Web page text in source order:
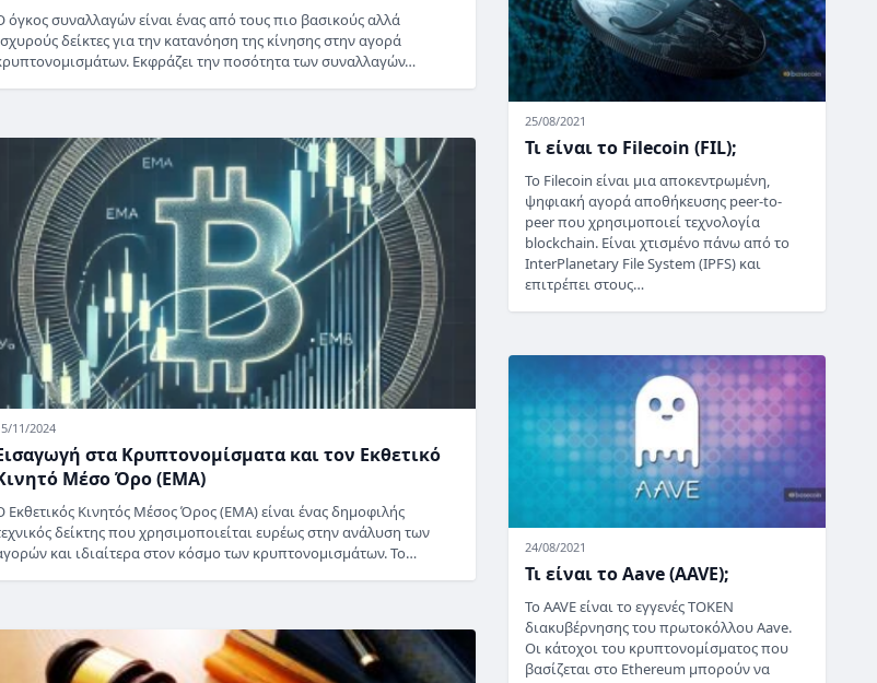
όγκος συναλλαγών είναι ένας από τους πιο βασικούς αλλά
δείκτες για την κατανόηση της κίνησης στην αγορά
Εκφράζει την ποσότητα των συναλλαγών…
11/2024
στα Κρυπτονομίσματα και τον Εκθετικό
Μέσο Όρο (EMA)
Εκθετικός Κινητός Μέσος Όρος (EMA) είναι ένας δημοφιλής
δείκτης που χρησιμοποιείται ευρέως στην ανάλυση των
και ιδιαίτερα στον κόσμο των κρυπτονομισμάτων. Το…
25/08/2021
Τι είναι το Filecoin (FIL);
Το Filecoin είναι μια αποκεντρωμένη,
ψηφιακή αγορά αποθήκευσης peer-to-
peer που χρησιμοποιεί τεχνολογία
blockchain. Είναι χτισμένο πάνω από το
InterPlanetary File System (IPFS) και
επιτρέπει στους…
24/08/2021
Τι είναι το Aave (AAVE);
Το AAVE είναι το εγγενές TOKEN
διακυβέρνησης του πρωτοκόλλου Aave.
Οι κάτοχοι του κρυπτονομίσματος που
βασίζεται στο Ethereum μπορούν να